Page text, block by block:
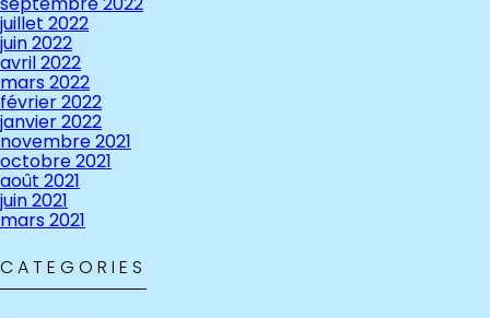
juillet 2022
juin 2022
avril 2022
mars 2022
février 2022
janvier 2022
novembre 2021
octobre 2021
août 2021
juin 2021
mars 2021
CATEGORIES